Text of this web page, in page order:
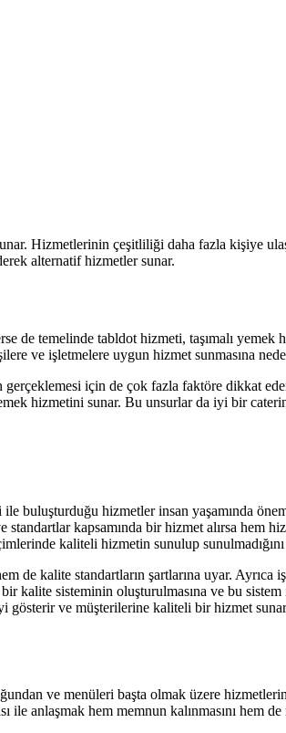
Hizmetlerinin çeşitliliği daha fazla kişiye
alternatif hizmetler sunar.
de temelinde tabldot hizmeti, taşımalı
ve işletmelere uygun hizmet sunmasına
için de çok fazla faktöre dikkat
hizmetini sunar. Bu unsurlar da iyi bir
buluşturduğu hizmetler insan yaşamında
kapsamında bir hizmet alırsa hem
kaliteli hizmetin sunulup
kalite standartların şartlarına uyar.
sisteminin oluşturulmasına ve bu sistem
gösterir ve müşterilerine kaliteli bir hizmet
ve menüleri başta olmak üzere
anlaşmak hem memnun kalınmasını hem